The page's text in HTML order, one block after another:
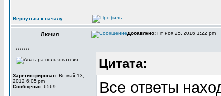
Вернуться к началу
Лючия Добавлено: Пт ноя 25, 2016 1:22 pm
*******
Зарегистрирован: Вс май 13,
2012 6:05 pm
Сообщения: 6569
Цитата:
Все ответы